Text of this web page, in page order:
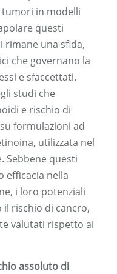
tumori in modelli
questi
rimane una sfida,
che governano la
e sfaccettati.
studi che
e rischio di
formulazioni ad
utilizzata nel
Sebbene questi
efficacia nella
i loro potenziali
rischio di cancro,
valutati rispetto ai
assoluto di